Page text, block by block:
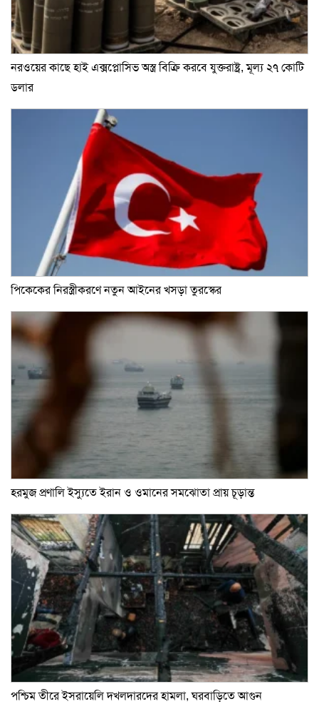
নরওয়ের কাছে হাই এক্সপ্লোসিভ অস্ত্র বিক্রি করবে যুক্তরাষ্ট্র, মূল্য ২৭ কোটি
ডলার
পিকেকের নিরস্ত্রীকরণে নতুন আইনের খসড়া তুরস্কের
হরমুজ প্রণালি ইস্যুতে ইরান ও ওমানের সমঝোতা প্রায় চূড়ান্ত
পশ্চিম তীরে ইসরায়েলি দখলদারদের হামলা, ঘরবাড়িতে আগুন